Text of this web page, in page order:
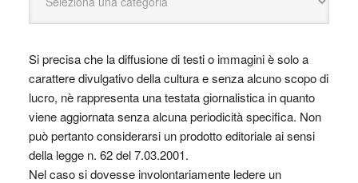
Si precisa che la diffusione di testi o immagini è solo a
carattere divulgativo della cultura e senza alcuno scopo di
lucro, nè rappresenta una testata giornalistica in quanto
viene aggiornata senza alcuna periodicità specifica. Non
può pertanto considerarsi un prodotto editoriale ai sensi
della legge n. 62 del 7.03.2001.
Nel caso si dovesse involontariamente ledere un